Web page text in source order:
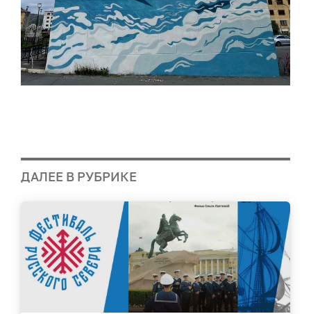
ДАЛЕЕ В РУБРИКЕ